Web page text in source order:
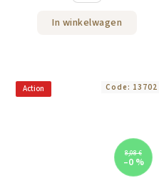
In winkelwagen
Action
8,08 €
–0 %
Code: 13702